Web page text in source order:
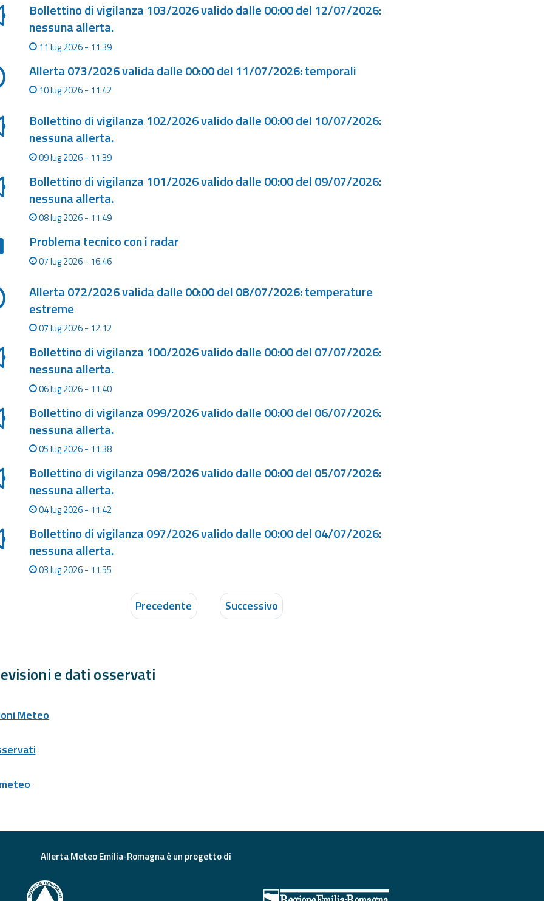
Bollettino di vigilanza 103/2026 valido dalle 00:00 del 12/07/2026:
nessuna allerta.
11 lug 2026 - 11.39
Allerta 073/2026 valida dalle 00:00 del 11/07/2026: temporali
10 lug 2026 - 11.42
Bollettino di vigilanza 102/2026 valido dalle 00:00 del 10/07/2026:
nessuna allerta.
09 lug 2026 - 11.39
Bollettino di vigilanza 101/2026 valido dalle 00:00 del 09/07/2026:
nessuna allerta.
08 lug 2026 - 11.49
Problema tecnico con i radar
07 lug 2026 - 16.46
Allerta 072/2026 valida dalle 00:00 del 08/07/2026: temperature
estreme
07 lug 2026 - 12.12
Bollettino di vigilanza 100/2026 valido dalle 00:00 del 07/07/2026:
nessuna allerta.
06 lug 2026 - 11.40
Bollettino di vigilanza 099/2026 valido dalle 00:00 del 06/07/2026:
nessuna allerta.
05 lug 2026 - 11.38
Bollettino di vigilanza 098/2026 valido dalle 00:00 del 05/07/2026:
nessuna allerta.
04 lug 2026 - 11.42
Bollettino di vigilanza 097/2026 valido dalle 00:00 del 04/07/2026:
nessuna allerta.
03 lug 2026 - 11.55
Precedente Successivo
e dati osservati
Meteo
Allerta Meteo Emilia-Romagna è un progetto di